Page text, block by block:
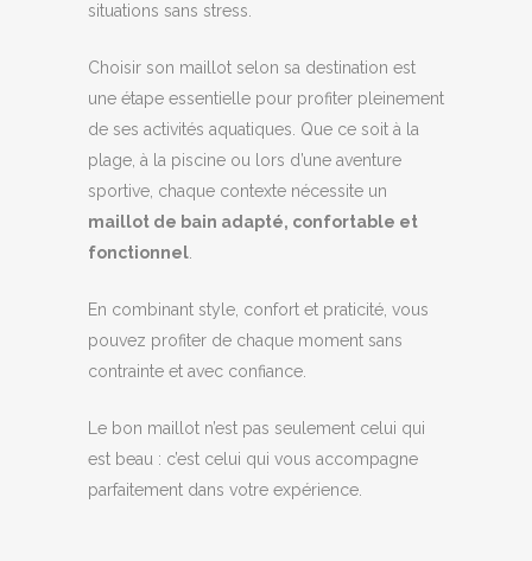
situations sans stress.
Choisir son maillot selon sa destination est
une étape essentielle pour profiter pleinement
de ses activités aquatiques. Que ce soit à la
plage, à la piscine ou lors d’une aventure
sportive, chaque contexte nécessite un
maillot de bain adapté, confortable et
fonctionnel
En combinant style, confort et praticité, vous
pouvez profiter de chaque moment sans
contrainte et avec confiance.
Le bon maillot n’est pas seulement celui qui
est beau : c’est celui qui vous accompagne
parfaitement dans votre expérience.